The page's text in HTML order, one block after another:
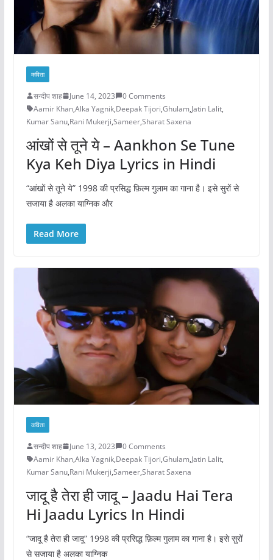
कविता
सन्दीप शाह June 14, 2023
0 Comments
Aamir Khan,Alka Yagnik,Deepak Tijori,Ghulam,Jatin Lalit,
Kumar Sanu,Rani Mukerji,Sameer,Sharat Saxena
आंखों से तूने ये – Aankhon Se Tune
Kya Keh Diya Lyrics in Hindi
“आंखों से तूने ये” 1998 की प्रसिद्ध फ़िल्म गुलाम का गाना है। इसे सुरों से
सजाया है अलका याग्निक और
Read More
कविता
सन्दीप शाह June 13, 2023
0 Comments
Aamir Khan,Alka Yagnik,Deepak Tijori,Ghulam,Jatin Lalit,
Kumar Sanu,Rani Mukerji,Sameer,Sharat Saxena
जादू है तेरा ही जादू – Jaadu Hai Tera
Hi Jaadu Lyrics In Hindi
“जादू है तेरा ही जादू” 1998 की प्रसिद्ध फ़िल्म गुलाम का गाना है। इसे सुरों
से सजाया है अलका याग्निक